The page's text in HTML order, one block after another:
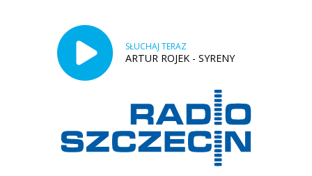
SŁUCHAJ TERAZ
ARTUR ROJEK - SYRENY